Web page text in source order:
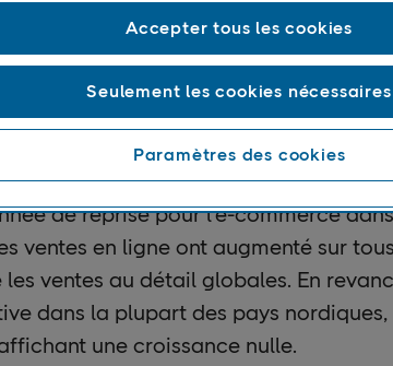
NORDIQUES 2025
de reprise pour l’e-commerce
ventes en ligne ont augmenté sur
ventes au détail globales. En
dans la plupart des pays
une croissance nulle.
Paramètres des cookies
Seulement les cookies nécessaires
Accepter tous les cookies